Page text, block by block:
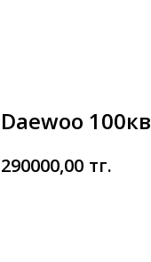
Daewoo 100кв
290000,00 тңг.